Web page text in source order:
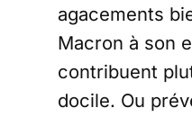
agacements
Macron à son
contribuent
docile. Ou